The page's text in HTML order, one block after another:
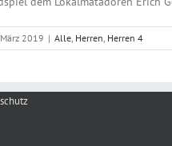
2019 | Alle Herren Herren 4